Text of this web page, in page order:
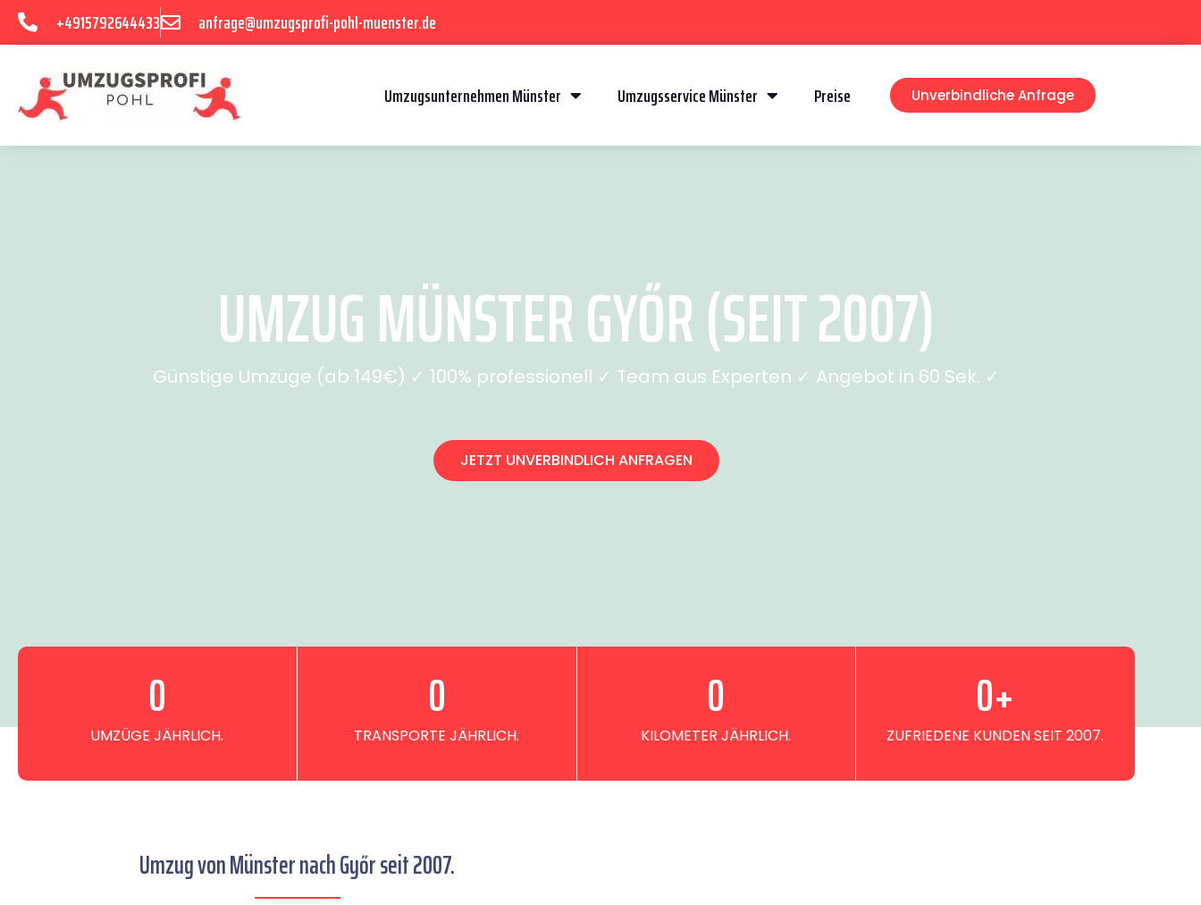
+4915792644433 anfrage@umzugsprofi-pohl-muenster.de
Umzugsunternehmen Münster Umzugsservice Münster Preise Unverbindliche Anfrage
UMZUG MÜNSTER GYŐR (SEIT 2007)
Günstige Umzüge (ab 149€) ✓ 100% professionell ✓ Team aus Experten ✓ Angebot in 60 Sek. ✓
JETZT UNVERBINDLICH ANFRAGEN
UMZÜGE JÄHRLICH.
0
TRANSPORTE JÄHRLICH.
0
KILOMETER JÄHRLICH.
0
ZUFRIEDENE KUNDEN SEIT 2007.
0+
Umzug von Münster nach Győr seit 2007.